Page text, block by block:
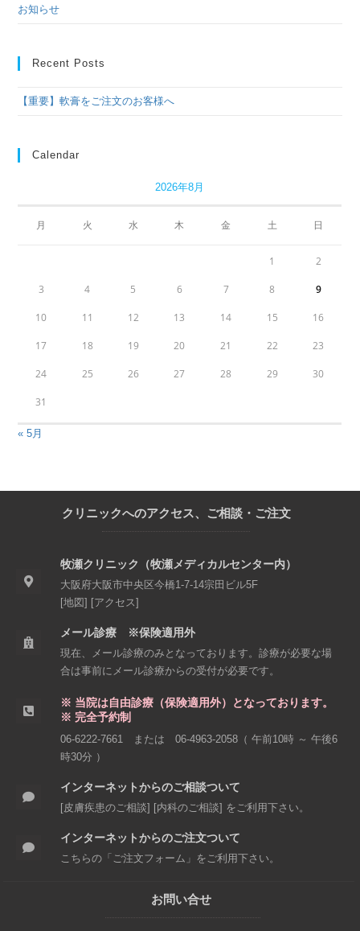
お知らせ
Recent Posts
【重要】軟膏をご注文のお客様へ
Calendar
2026年8月
月 火 水 木 金 土 日
1 2
3 4 5 6 7 8 9
10 11 12 13 14 15 16
17 18 19 20 21 22 23
24 25 26 27 28 29 30
31
« 5月
クリニックへのアクセス、ご相談・ご注文
牧瀬クリニック（牧瀬メディカルセンター内）
大阪府大阪市中央区今橋1-7-14宗田ビル5F
[地図] [アクセス]
メール診療 ※保険適用外
現在、メール診療のみとなっております。診療が必要な場
合は事前にメール診療からの受付が必要です。
※ 当院は自由診療（保険適用外）となっております。
※ 完全予約制
06-6222-7661 または 06-4963-2058 （ 午前10時 ～ 午後6
時30分 ）
インターネットからのご相談ついて
[皮膚疾患のご相談] [内科のご相談] をご利用下さい。
インターネットからのご注文ついて
こちらの「 ご注文フォーム 」をご利用下さい。
お問い合せ